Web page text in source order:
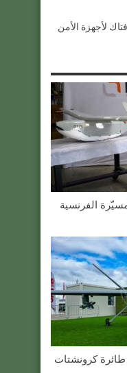
الفرنسية
بإن قزام: طائرة كرونشتات